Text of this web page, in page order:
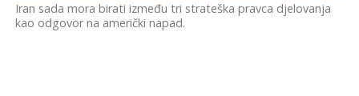
Iran sada mora birati između tri strateška pravca djelovanja
kao odgovor na američki napad.